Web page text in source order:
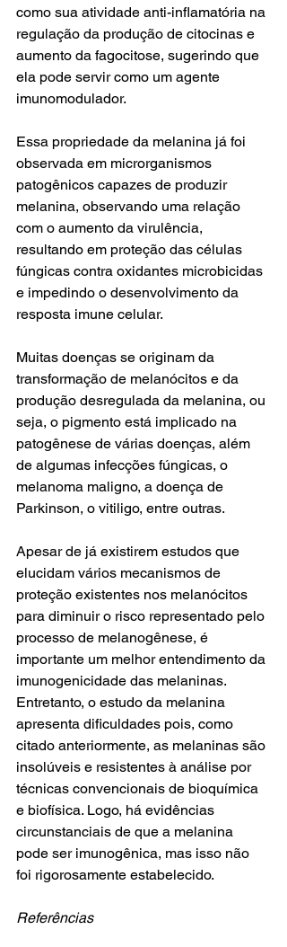
como sua atividade anti-inflamatória na
regulação da produção de citocinas e
aumento da fagocitose, sugerindo que
ela pode servir como um agente
imunomodulador.
Essa propriedade da melanina já foi
observada em microrganismos
patogênicos capazes de produzir
melanina, observando uma relação
com o aumento da virulência,
resultando em proteção das células
fúngicas contra oxidantes microbicidas
e impedindo o desenvolvimento da
resposta imune celular.
Muitas doenças se originam da
transformação de melanócitos e da
produção desregulada da melanina, ou
seja, o pigmento está implicado na
patogênese de várias doenças, além
de algumas infecções fúngicas, o
melanoma maligno, a doença de
Parkinson, o vitiligo, entre outras.
Apesar de já existirem estudos que
elucidam vários mecanismos de
proteção existentes nos melanócitos
para diminuir o risco representado pelo
processo de melanogênese, é
importante um melhor entendimento da
imunogenicidade das melaninas.
Entretanto, o estudo da melanina
apresenta dificuldades pois, como
citado anteriormente, as melaninas são
insolúveis e resistentes à análise por
técnicas convencionais de bioquímica
e biofísica. Logo, há evidências
circunstanciais de que a melanina
pode ser imunogênica, mas isso não
foi rigorosamente estabelecido.
Referências